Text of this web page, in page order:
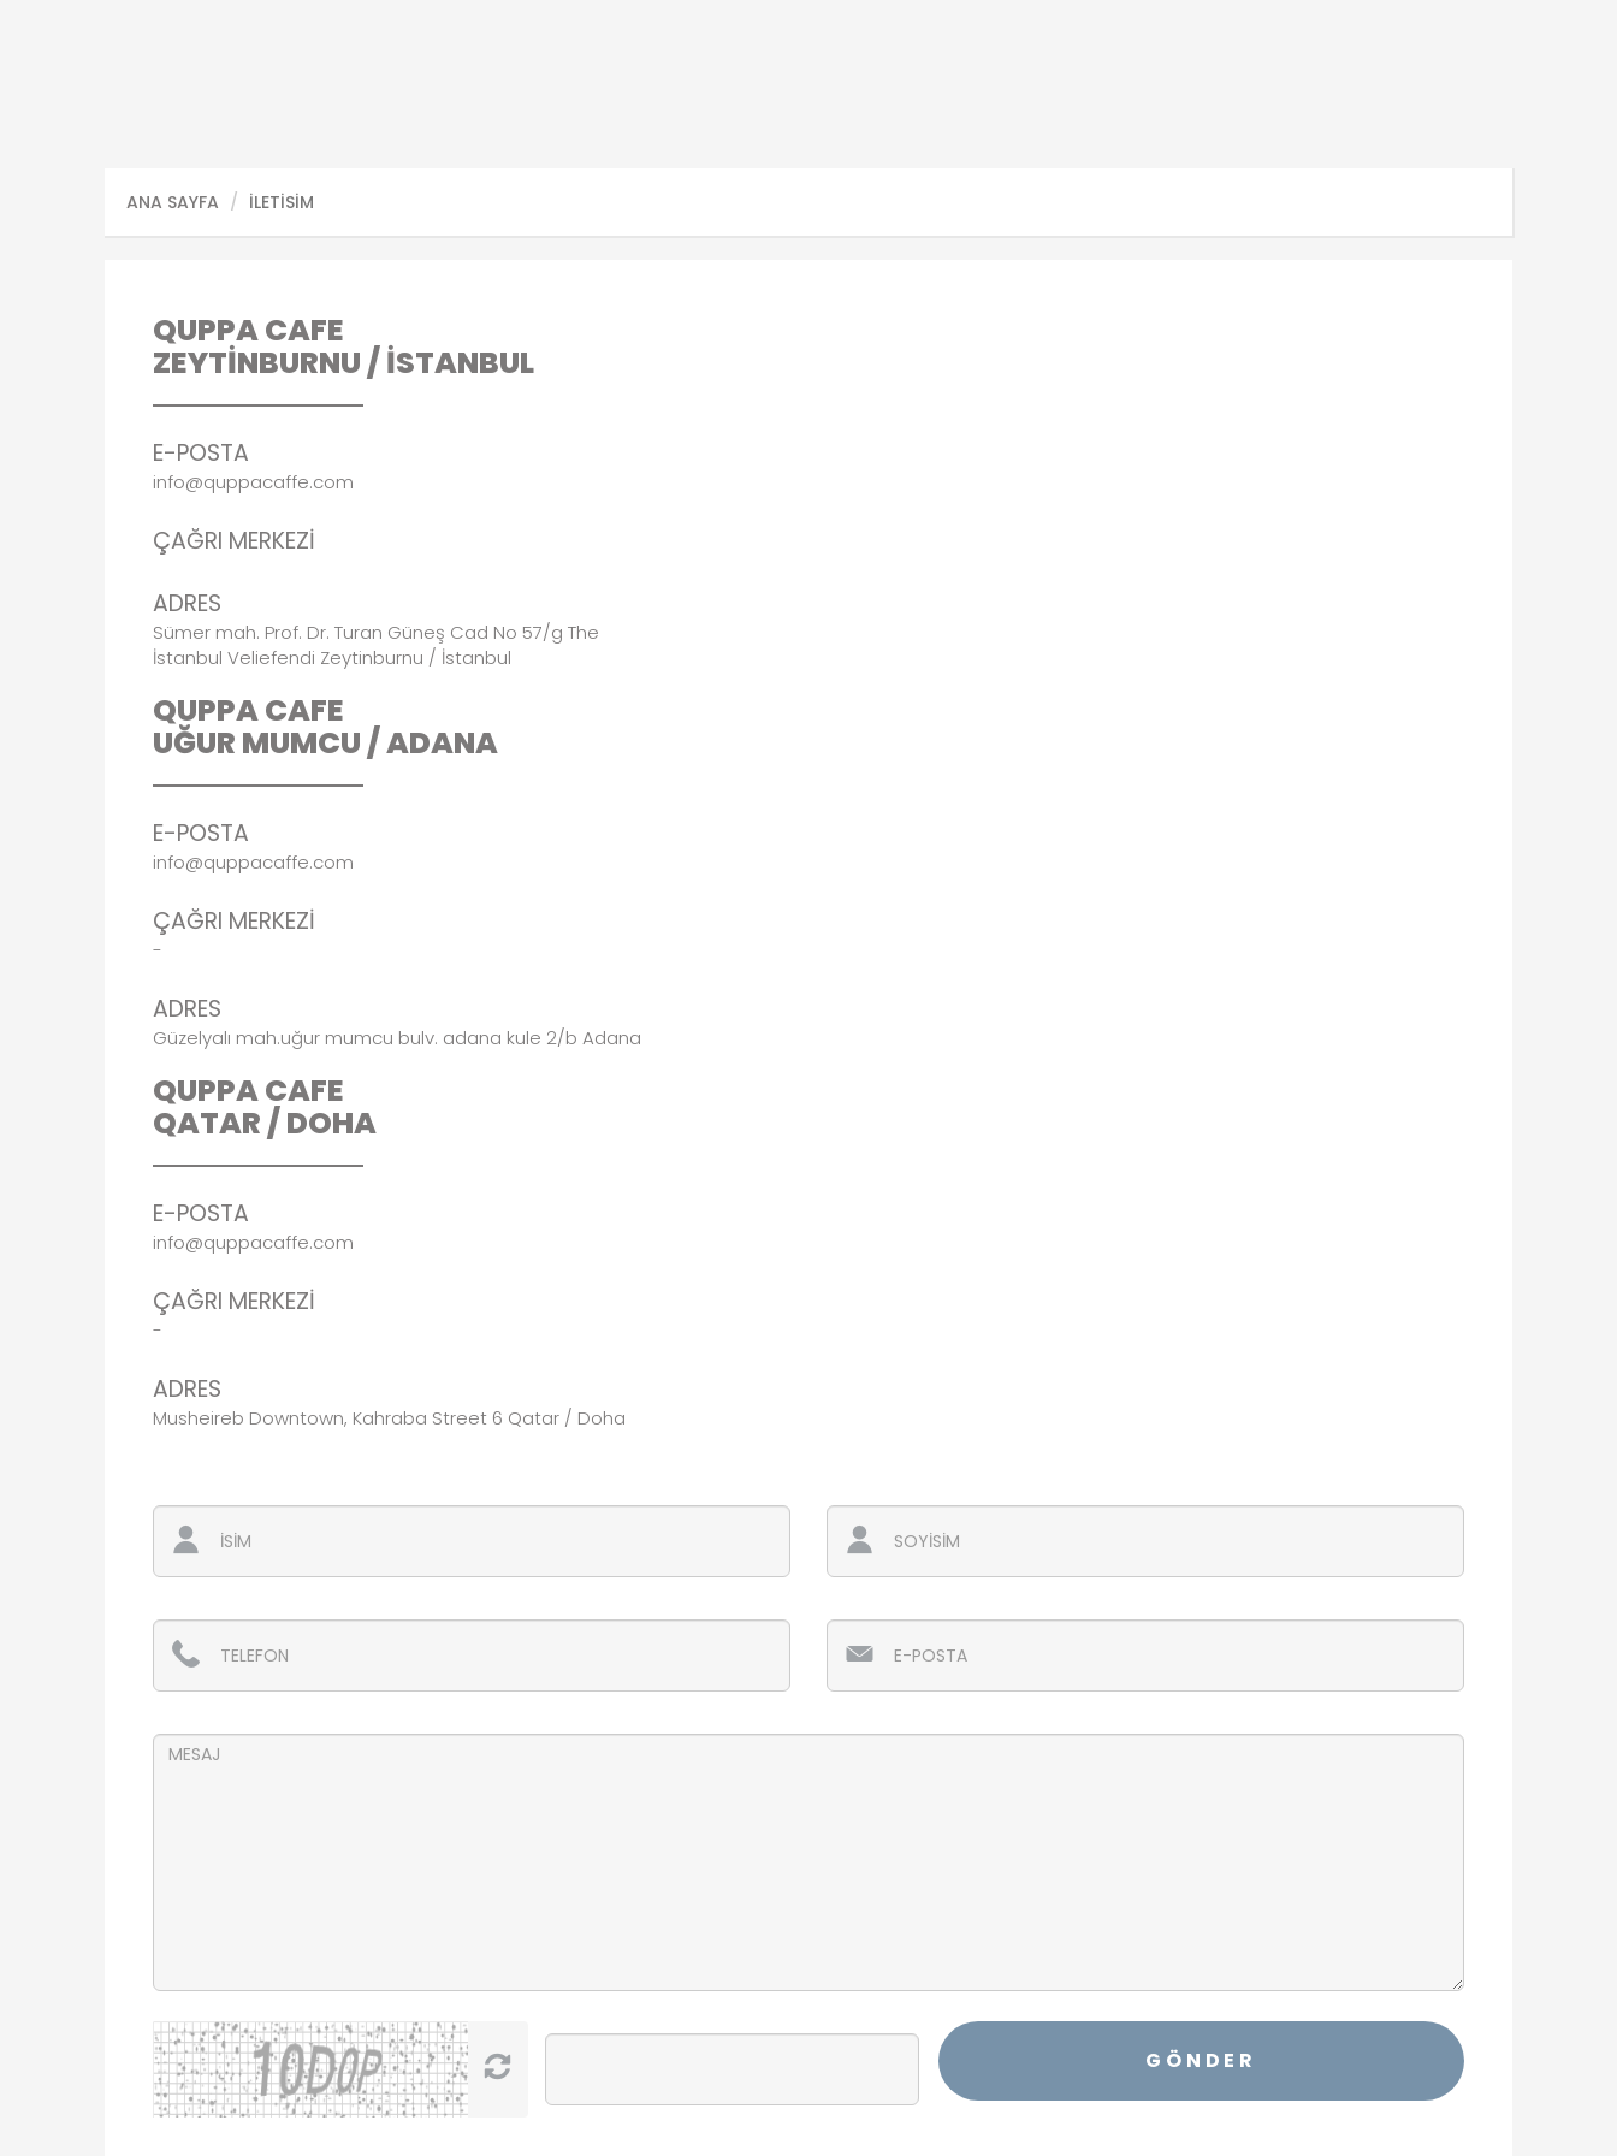
ANA SAYFA İLETİSİM
QUPPA CAFE
ZEYTİNBURNU / İSTANBUL
E-POSTA
info@quppacaffe.com
ÇAĞRI MERKEZİ
ADRES
Sümer mah. Prof. Dr. Turan Güneş Cad No 57/g The
İstanbul Veliefendi Zeytinburnu / İstanbul
QUPPA CAFE
UĞUR MUMCU / ADANA
E-POSTA
info@quppacaffe.com
ÇAĞRI MERKEZİ
-
ADRES
Güzelyalı mah.uğur mumcu bulv. adana kule 2/b Adana
QUPPA CAFE
QATAR / DOHA
E-POSTA
info@quppacaffe.com
ÇAĞRI MERKEZİ
-
ADRES
Musheireb Downtown, Kahraba Street 6 Qatar / Doha
GÖNDER